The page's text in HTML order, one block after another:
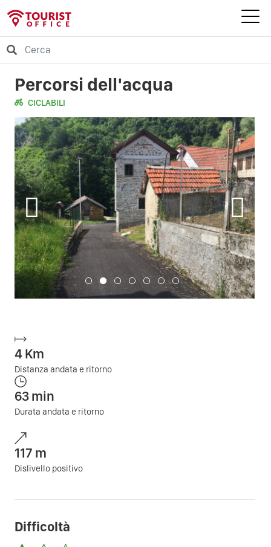
Percorsi dell'acqua
CICLABILI
4Km
Distanza andata e ritorno
63min
Durata andata e ritorno
117 m
Dislivello positivo
Difficoltà